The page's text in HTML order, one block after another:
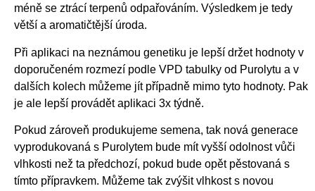
méně se ztrácí terpenů odpařováním. Výsledkem je tedy
větší a aromatičtější úroda.
Při aplikaci na neznámou genetiku je lepší držet hodnoty v
doporučeném rozmezí podle VPD tabulky od Purolytu a v
dalších kolech můžeme jít případně mimo tyto hodnoty. Pak
je ale lepší provádět aplikaci 3x týdně.
Pokud zároveň produkujeme semena, tak nová generace
vyprodukovaná s Purolytem bude mít vyšší odolnost vůči
vlhkosti než ta předchozí, pokud bude opět pěstovaná s
tímto přípravkem. Můžeme tak zvýšit vlhkost s novou